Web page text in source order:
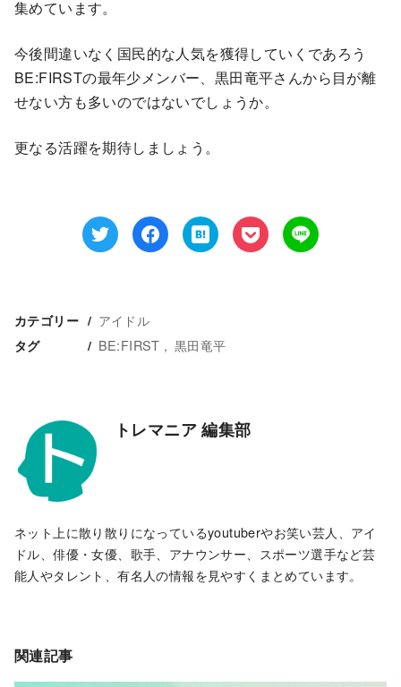
集めています。
今後間違いなく国民的な人気を獲得していくであろう
BE:FIRSTの最年少メンバー、黒田竜平さんから目が離
せない方も多いのではないでしょうか。
更なる活躍を期待しましょう。
カテゴリー アイドル
タグ BE:FIRST 黒田竜平
トレマニア 編集部
ネット上に散り散りになっているyoutuberやお笑い芸人、アイ
ドル、俳優・女優、歌手、アナウンサー、スポーツ選手など芸
能人やタレント、有名人の情報を見やすくまとめています。
関連記事